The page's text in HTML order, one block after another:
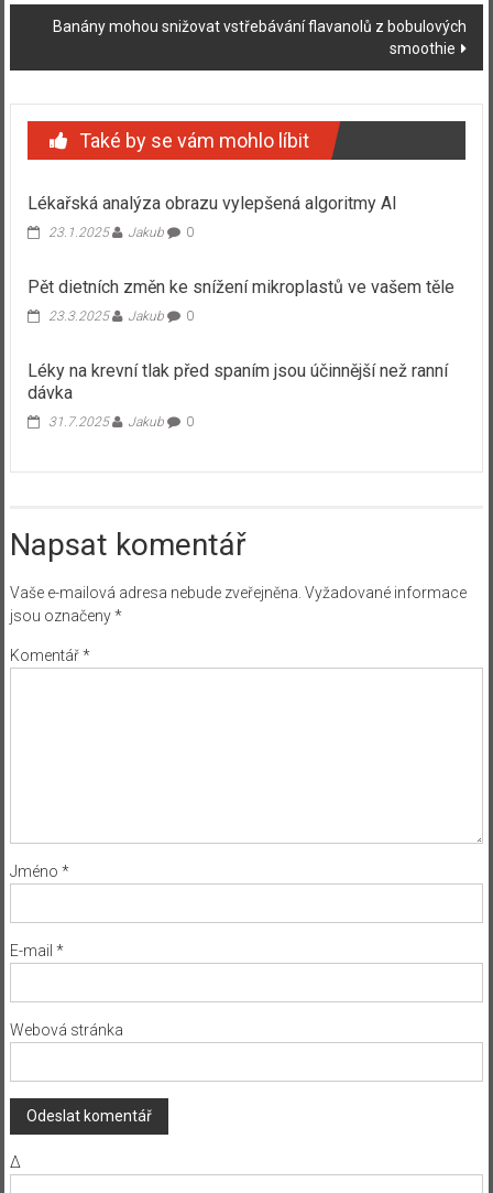
Banány mohou snižovat vstřebávání flavanolů z bobulových
smoothie
Také by se vám mohlo líbit
Lékařská analýza obrazu vylepšená algoritmy AI
23.1.2025 Jakub 0
Pět dietních změn ke snížení mikroplastů ve vašem těle
23.3.2025 Jakub 0
Léky na krevní tlak před spaním jsou účinnější než ranní
dávka
31.7.2025 Jakub 0
Napsat komentář
Vaše e-mailová adresa nebude zveřejněna. Vyžadované informace
jsou označeny*
Komentář*
Jméno *
E-mail *
Webová stránka
Δ